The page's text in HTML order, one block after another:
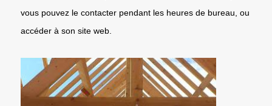
vous pouvez le contacter pendant les heures de bureau, ou
accéder à son site web.